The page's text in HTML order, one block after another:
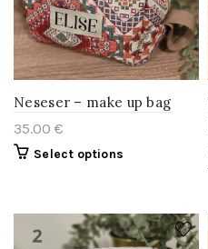
Neseser – make up bag
35.00 €
Select options